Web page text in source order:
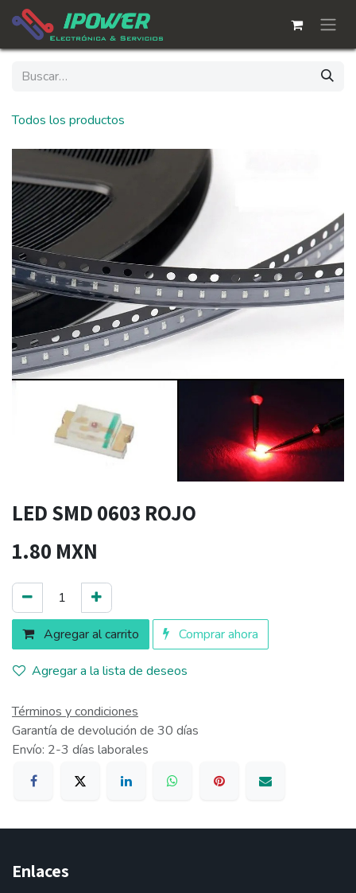
Ir al contenido
Todos los productos
LED SMD 0603 ROJO
1.80 MXN
Agregar al carrito Comprar ahora
Agregar a la lista de deseos
Términos y condiciones
Garantía de devolución de 30 días
Envío: 2-3 días laborales
Enlaces